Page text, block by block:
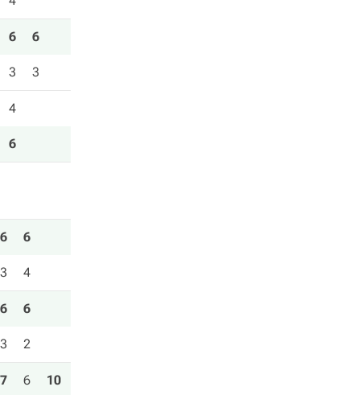
6 6
3 3
4
6
6 6
3 4
6 6
3 2
7 6 10